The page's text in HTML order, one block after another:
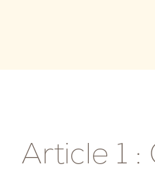
Article 1 :